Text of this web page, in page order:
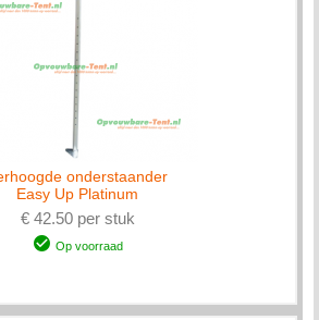
onderstaander
Easy Up Platinum
€ 42.50 per stuk
Op voorraad